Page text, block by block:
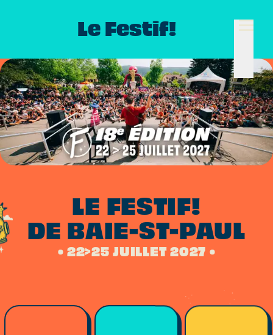
Le Festif!
LE FESTIF!
DE BAIE-ST-PAUL
• 22>25 JUILLET 2027 •